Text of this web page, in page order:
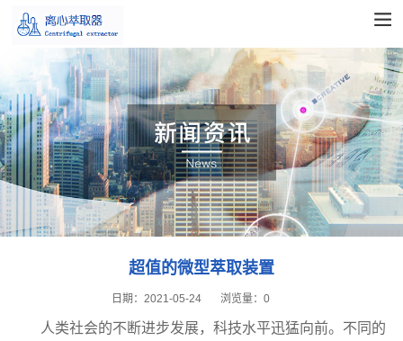
超值的微型萃取装置
2021-05-24
日期： 浏览量：0
人类社会的不断进步发展，科技水平迅猛向前。不同的